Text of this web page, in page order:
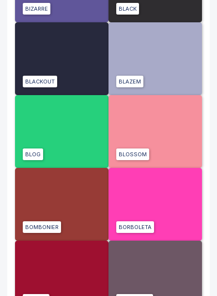
BIZARRE BLACK
BLACKOUT BLAZEM
BLOG BLOSSOM
BOMBONIER BORBOLETA